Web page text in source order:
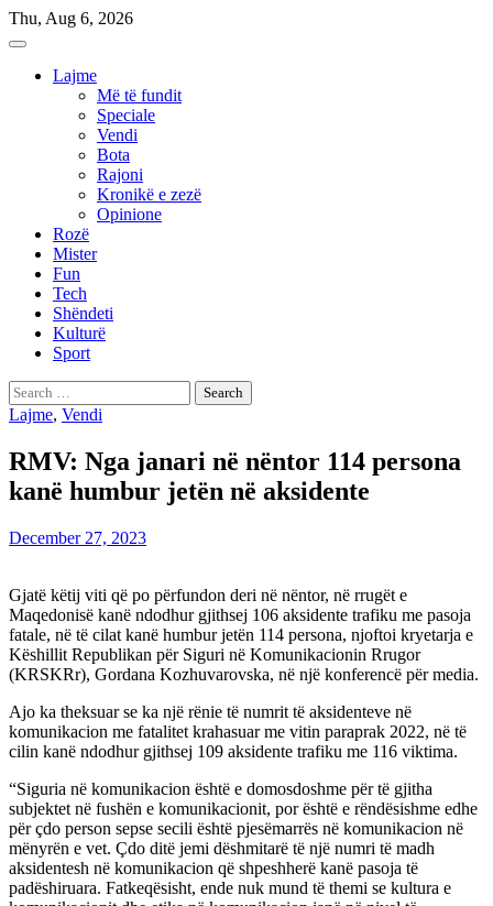
Skip
to
Thu, Aug 6, 2026
Lajme
Më të fundit
Speciale
Vendi
Bota
Rajoni
Kronikë e zezë
Opinione
Rozë
Mister
Fun
Tech
Shëndeti
Kulturë
Sport
Search
for:
Lajme, Vendi
RMV: Nga janari në nëntor 114 persona
kanë humbur jetën në aksidente
December 27, 2023
Gjatë këtij viti që po përfundon deri në nëntor, në rrugët e
Maqedonisë kanë ndodhur gjithsej 106 aksidente trafiku me pasoja
fatale, në të cilat kanë humbur jetën 114 persona, njoftoi kryetarja e
Këshillit Republikan për Siguri në Komunikacionin Rrugor
(KRSKRr), Gordana Kozhuvarovska, në një konferencë për media.
Ajo ka theksuar se ka një rënie të numrit të aksidenteve në
komunikacion me fatalitet krahasuar me vitin paraprak 2022, në të
cilin kanë ndodhur gjithsej 109 aksidente trafiku me 116 viktima.
“Siguria në komunikacion është e domosdoshme për të gjitha
subjektet në fushën e komunikacionit, por është e rëndësishme edhe
për çdo person sepse secili është pjesëmarrës në komunikacion në
mënyrën e vet. Çdo ditë jemi dëshmitarë të një numri të madh
aksidentesh në komunikacion që shpeshherë kanë pasoja të
padëshiruara. Fatkeqësisht, ende nuk mund të themi se kultura e